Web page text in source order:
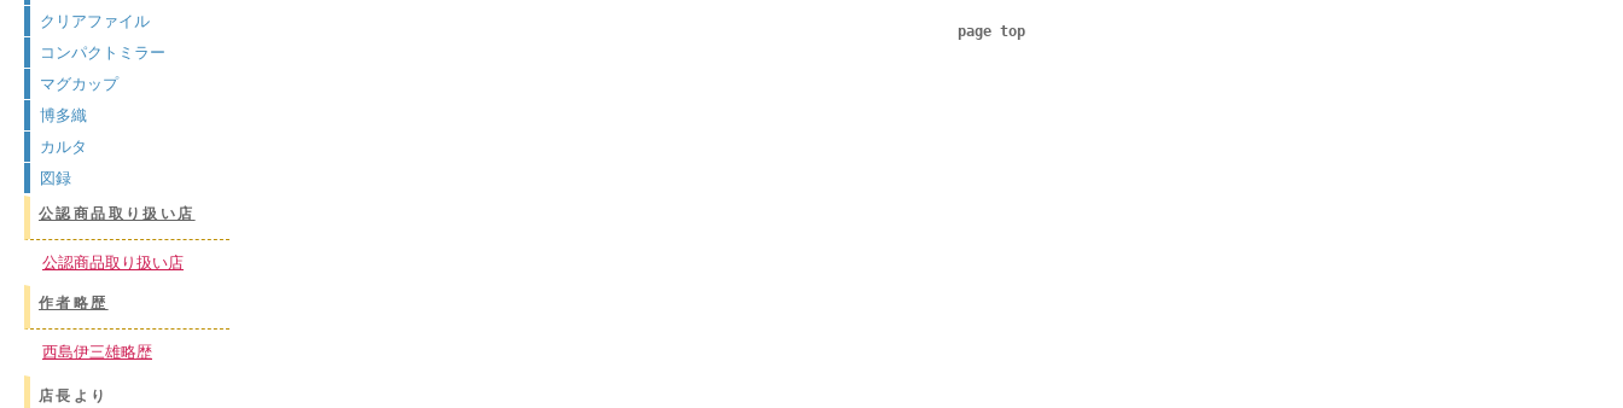
クリアファイル
コンパクトミラー
マグカップ
博多織
カルタ
図録
公認商品取り扱い店
公認商品取り扱い店
作者略歴
西島伊三雄略歴
店長より
page top